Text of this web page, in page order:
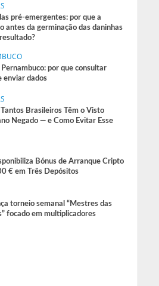
pré-emergentes: por que a
antes da germinação das daninhas
Pernambuco: por que consultar
enviar dados
Tantos Brasileiros Têm o Visto
Negado — e Como Evitar Esse
Bónus de Arranque Cripto
€ em Três Depósitos
torneio semanal “Mestres das
focado em multiplicadores